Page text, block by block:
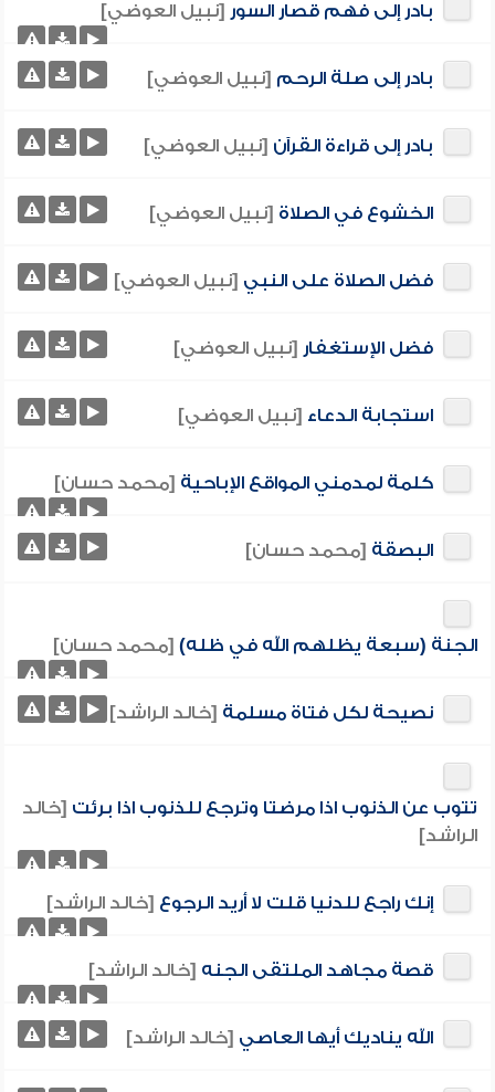
بادر إلى فهم قصار السور [نبيل العوضي]
بادر إلى صلة الرحم [نبيل العوضي]
بادر إلى قراءة القرآن [نبيل العوضي]
الخشوع في الصلاة [نبيل العوضي]
فضل الصلاة على النبي [نبيل العوضي]
فضل الإستغفار [نبيل العوضي]
استجابة الدعاء [نبيل العوضي]
كلمة لمدمني المواقع الإباحية [محمد حسان]
البصقة [محمد حسان]
الجنة (سبعة يظلهم الله في ظله) [محمد حسان]
نصيحة لكل فتاة مسلمة [خالد الراشد]
تتوب عن الذنوب اذا مرضتا وترجع للذنوب اذا برئت [خالد
الراشد]
إنك راجع للدنيا قلت لا أريد الرجوع [خالد الراشد]
قصة مجاهد الملتقى الجنه [خالد الراشد]
الله يناديك أيها العاصي [خالد الراشد]